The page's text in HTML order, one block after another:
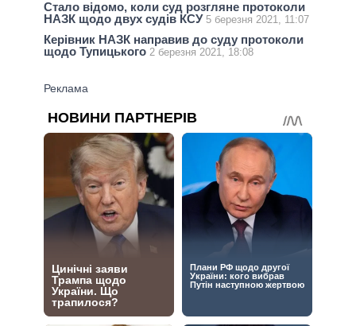
Стало відомо, коли суд розгляне протоколи
НАЗК щодо двух судів КСУ 5 березня 2021, 11:07
Керівник НАЗК направив до суду протоколи
щодо Тупицького 2 березня 2021, 18:08